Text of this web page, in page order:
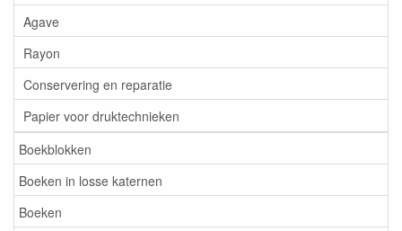
Agave
Rayon
Conservering en reparatie
Papier voor druktechnieken
Boekblokken
Boeken in losse katernen
Boeken